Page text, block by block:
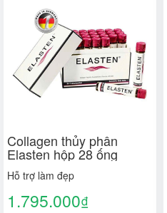
Collagen thủy phân
Elasten hộp 28 ống
Hỗ trợ làm đẹp
1.795.000₫